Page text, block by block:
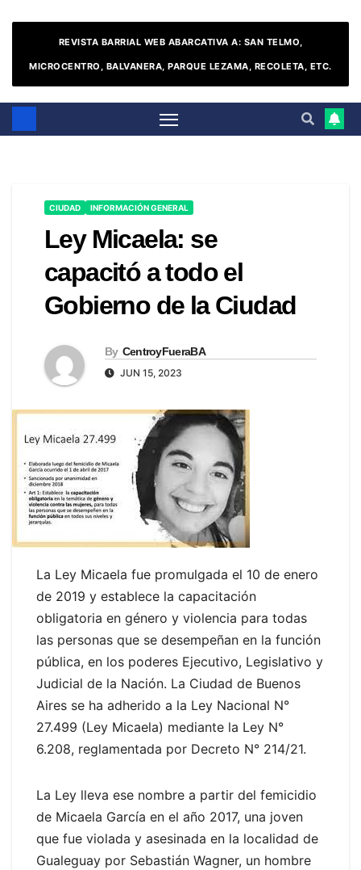
REVISTA BARRIAL WEB ABARCATIVA A: SAN TELMO,
MICROCENTRO, BALVANERA, PARQUE LEZAMA, RECOLETA, ETC.
CIUDAD INFORMACIÓN GENERAL
Ley Micaela: se
capacitó a todo el
Gobierno de la Ciudad
By CentroyFueraBA
JUN 15, 2023
La Ley Micaela fue promulgada el 10 de enero
de 2019 y establece la capacitación
obligatoria en género y violencia para todas
las personas que se desempeñan en la función
pública, en los poderes Ejecutivo, Legislativo y
Judicial de la Nación. La Ciudad de Buenos
Aires se ha adherido a la Ley Nacional N°
27.499 (Ley Micaela) mediante la Ley N°
6.208, reglamentada por Decreto N° 214/21.
La Ley lleva ese nombre a partir del femicidio
de Micaela García en el año 2017, una joven
que fue violada y asesinada en la localidad de
Gualeguay por Sebastián Wagner, un hombre